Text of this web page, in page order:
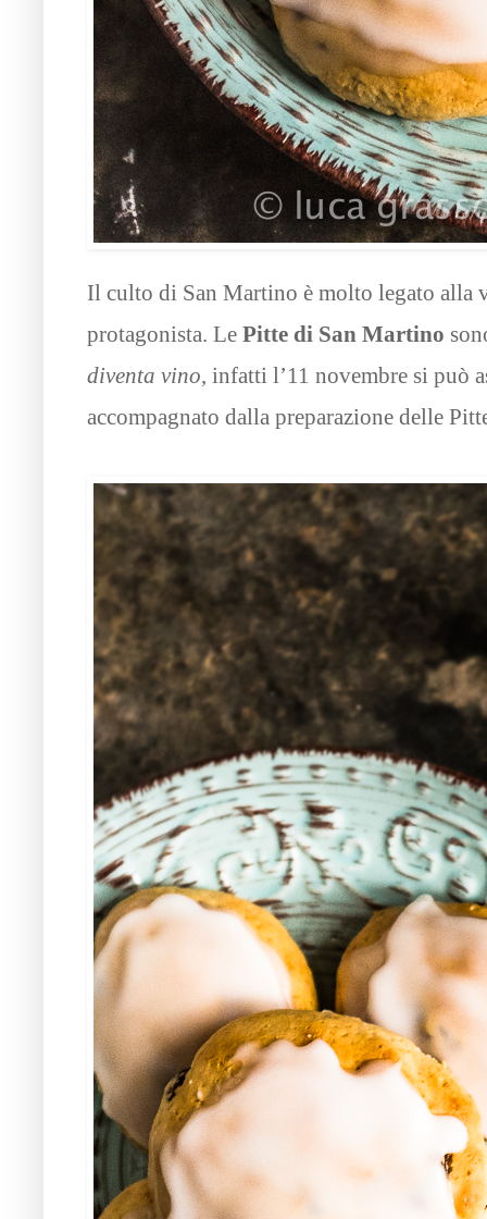
Il culto di San Martino è molto legato alla
protagonista. Le Pitte di San Martino
diventa vino, infatti l’11 novembre si può
accompagnato dalla preparazione delle